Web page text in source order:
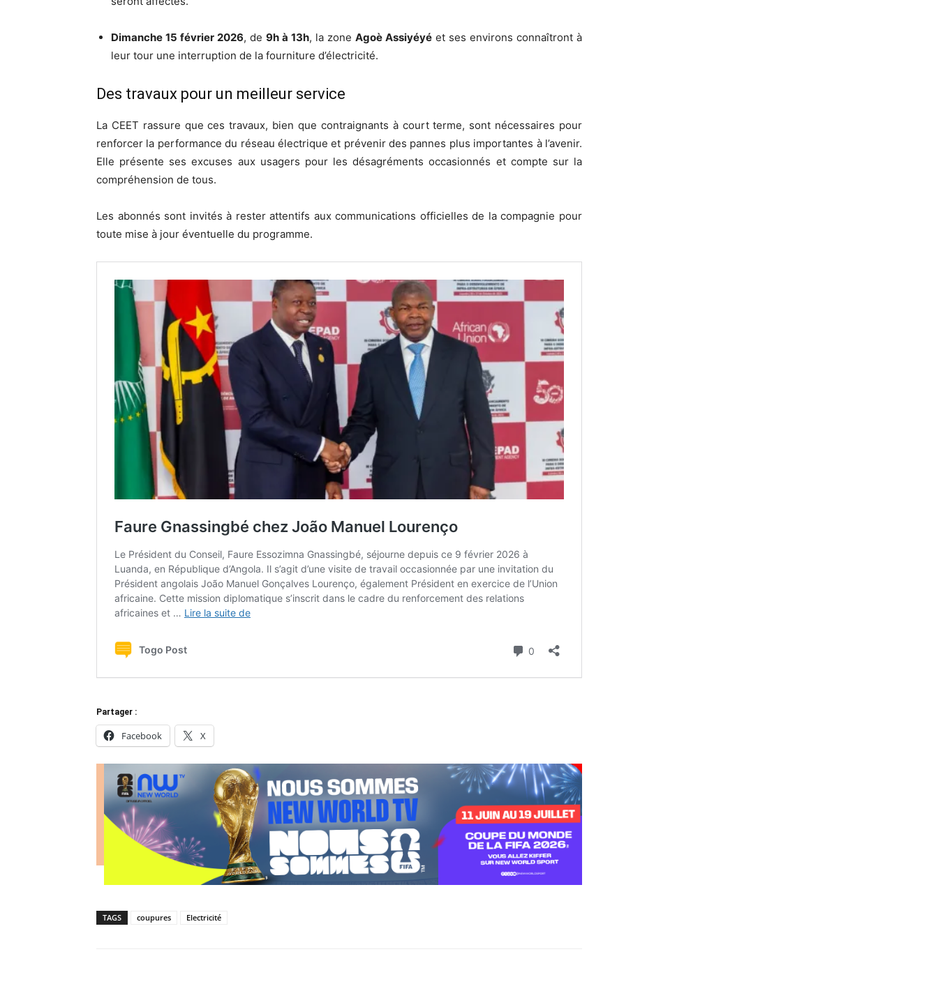
Dimanche 15 février 2026, de 9h à 13h, la zone Agoè Assiyéyé et ses environs connaîtront à
leur tour une interruption de la fourniture d’électricité.
Des travaux pour un meilleur service
La CEET rassure que ces travaux, bien que contraignants à court terme, sont nécessaires pour
renforcer la performance du réseau électrique et prévenir des pannes plus importantes à l’avenir.
Elle présente ses excuses aux usagers pour les désagréments occasionnés et compte sur la
compréhension de tous.
Les abonnés sont invités à rester attentifs aux communications officielles de la compagnie pour
toute mise à jour éventuelle du programme.
Partager :
Facebook X
TAGS coupures Electricité